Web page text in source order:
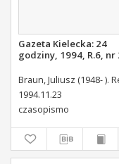
Gazeta Kielecka: 24
godziny, 1994, R.6, nr
Braun, Juliusz (1948- ).
1994.11.23
czasopismo